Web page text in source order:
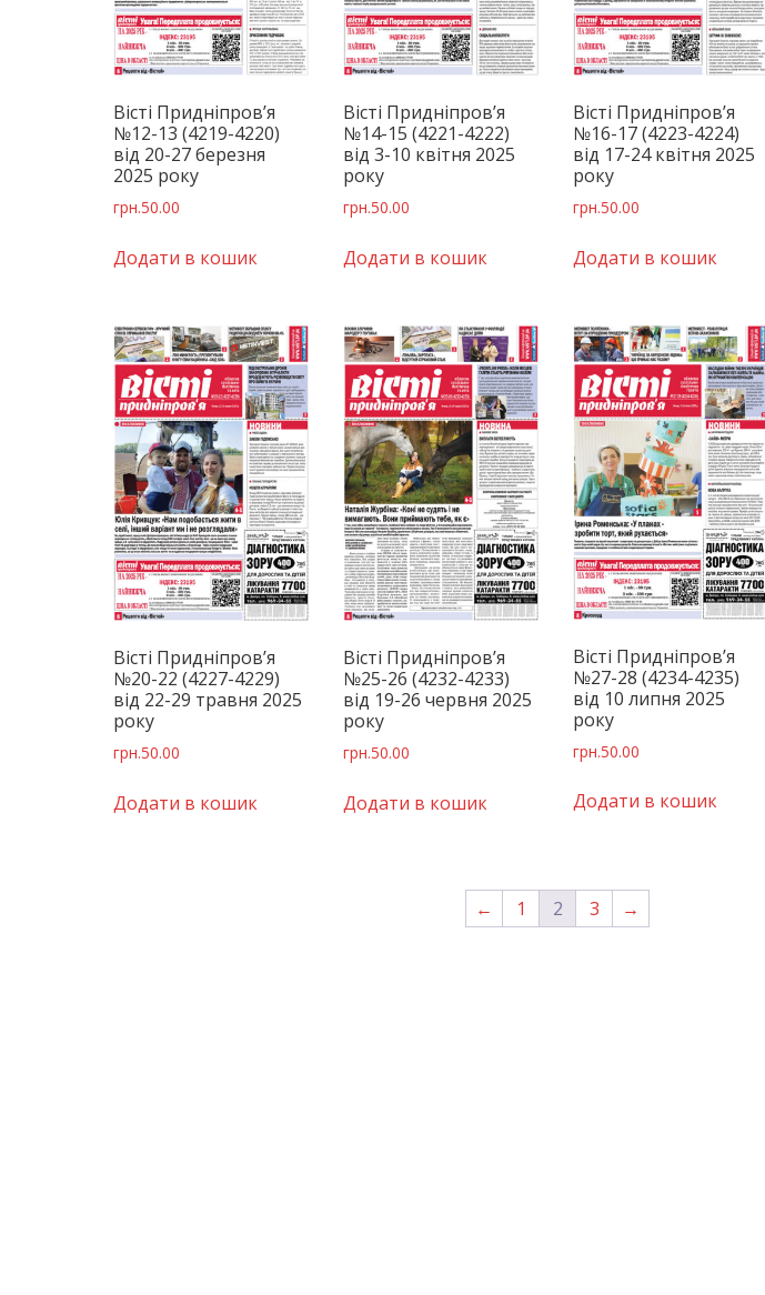
Вісті Придніпров’я
№12-13 (4219-4220)
від 20-27 березня
2025 року
грн.50.00
Додати в кошик
Вісті Придніпров’я
№14-15 (4221-4222)
від 3-10 квітня 2025
року
грн.50.00
Додати в кошик
Вісті Придніпров’я
№16-17 (4223-4224)
від 17-24 квітня 2025
року
грн.50.00
Додати в кошик
Вісті Придніпров’я
№20-22 (4227-4229)
від 22-29 травня 2025
року
грн.50.00
Додати в кошик
Вісті Придніпров’я
№25-26 (4232-4233)
від 19-26 червня 2025
року
грн.50.00
Додати в кошик
Вісті Придніпров’я
№27-28 (4234-4235)
від 10 липня 2025
року
грн.50.00
Додати в кошик
← 1 2 3 →